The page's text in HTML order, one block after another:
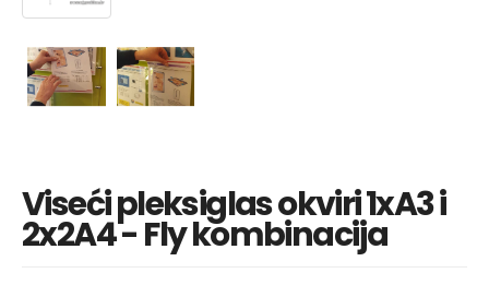
Viseći pleksiglas okviri 1xA3 i
2x2A4 - Fly kombinacija